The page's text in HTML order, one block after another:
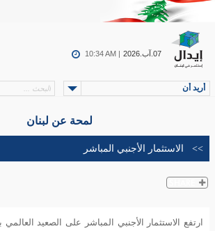
07.آب.2026 10:34 AM |
أريد أن
لمحة عن لبنان